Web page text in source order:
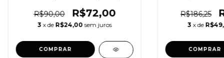
R$90,00 R$72,00
3 x de R$24,00 sem juros
COMPRAR
R$186,25
3 x de
COMPRAR